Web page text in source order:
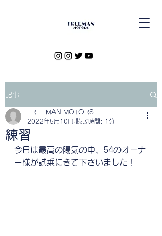
記事
練習
FREEMAN MOTORS
2022年5月10日 読了時間: 1分
今日は最高の陽気の中、54のオーナ
ー様が試乗にきて下さいました！